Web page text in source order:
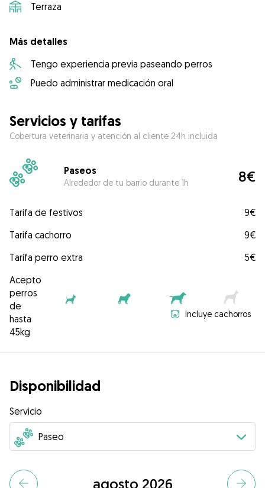
Terraza
Más detalles
Tengo experiencia previa paseando perros
Puedo administrar medicación oral
Servicios y tarifas
Cobertura veterinaria y atención al cliente 24h incluida
Paseos
Alrededor de tu barrio durante 1h 8€
Tarifa de festivos
9€
Tarifa cachorro
9€
Tarifa perro extra
5€
Acepto
perros
de
hasta
45kg
Incluye cachorros
Disponibilidad
Servicio
agosto 2026